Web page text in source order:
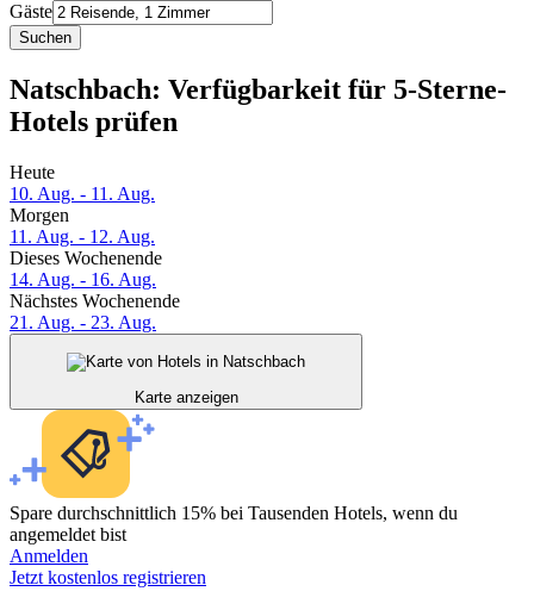
Gäste
Suchen
Natschbach: Verfügbarkeit für 5-Sterne-
Hotels prüfen
Heute
10. Aug. - 11. Aug.
Morgen
11. Aug. - 12. Aug.
Dieses Wochenende
14. Aug. - 16. Aug.
Nächstes Wochenende
21. Aug. - 23. Aug.
Karte anzeigen
Spare durchschnittlich 15% bei Tausenden Hotels, wenn du
angemeldet bist
Anmelden
Jetzt kostenlos registrieren